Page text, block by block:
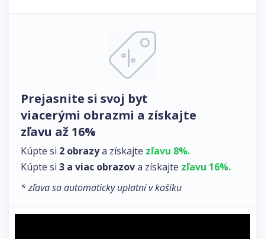
Prejasnite si svoj byt
viacerými obrazmi a získajte
zľavu až 16%
Kúpte si 2 obrazya získajte zľavu 8%.
Kúpte si 3 a viac obrazova získajte zľavu 16%.
* zľava sa automaticky uplatní v košíku